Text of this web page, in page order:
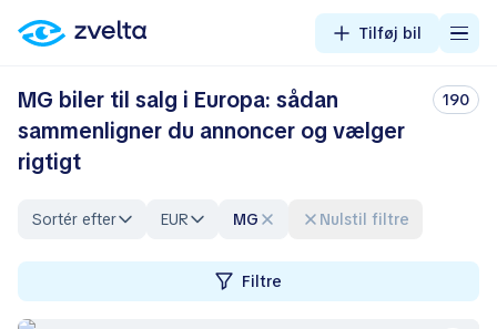
Tilføj bil
MG biler til salg i Europa: sådan
sammenligner du annoncer og vælger
rigtigt
190
Sortér efter EUR MG Nulstil filtre
Filtre